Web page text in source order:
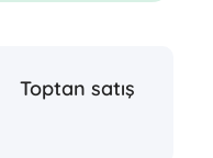
Toptan satış